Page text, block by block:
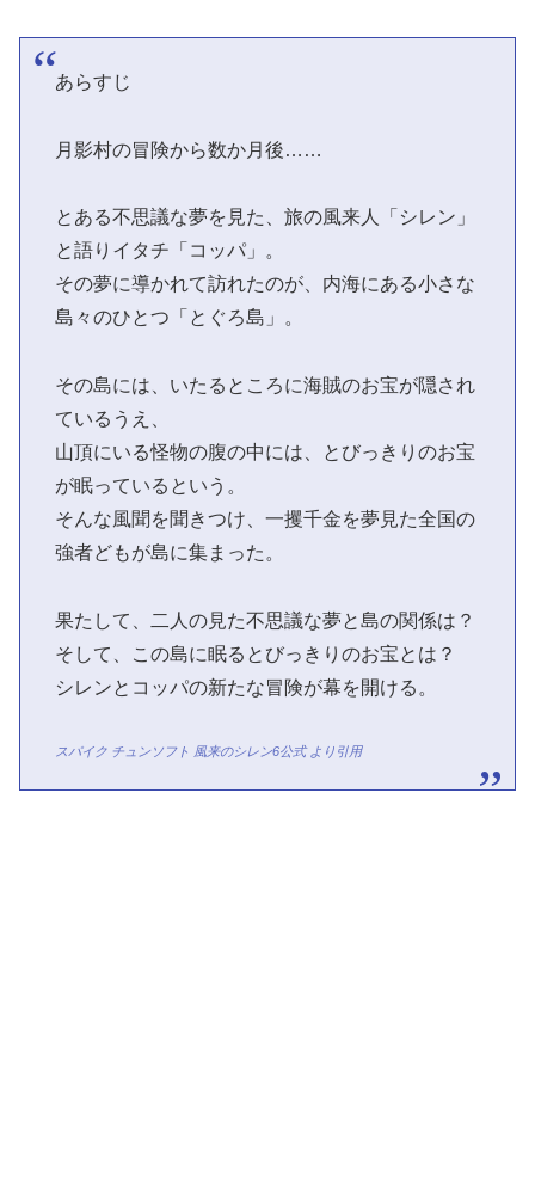
あらすじ
月影村の冒険から数か月後……
とある不思議な夢を見た、旅の風来人「シレン」
と語りイタチ「コッパ」。
その夢に導かれて訪れたのが、内海にある小さな
島々のひとつ「とぐろ島」。
その島には、いたるところに海賊のお宝が隠され
ているうえ、
山頂にいる怪物の腹の中には、とびっきりのお宝
が眠っているという。
そんな風聞を聞きつけ、一攫千金を夢見た全国の
強者どもが島に集まった。
果たして、二人の見た不思議な夢と島の関係は？
そして、この島に眠るとびっきりのお宝とは？
シレンとコッパの新たな冒険が幕を開ける。
スパイク チュンソフト 風来のシレン6公式 より引用